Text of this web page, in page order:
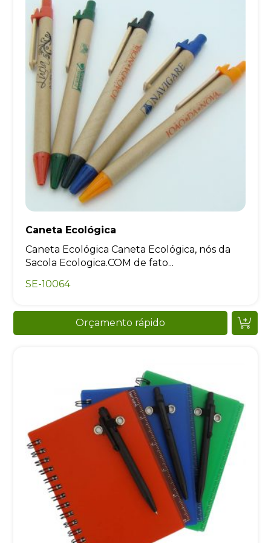
Caneta Ecológica
Caneta Ecológica Caneta Ecológica, nós da
Sacola Ecologica.COM de fato...
SE-10064
Orçamento rápido